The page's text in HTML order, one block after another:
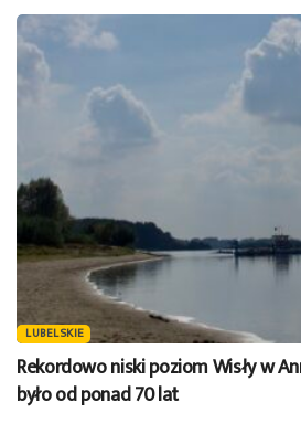
LUBELSKIE
Rekordowo niski poziom Wisły w
było od ponad 70 lat